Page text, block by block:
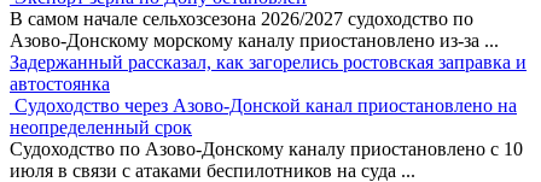
В самом начале сельхозсезона 2026/2027 судоходство по
Азово-Донскому морскому каналу приостановлено из-за ...
Задержанный рассказал, как загорелись ростовская заправка и
автостоянка
Судоходство через Азово-Донской канал приостановлено на
неопределенный срок
Судоходство по Азово-Донскому каналу приостановлено с 10
июля в связи с атаками беспилотников на суда ...